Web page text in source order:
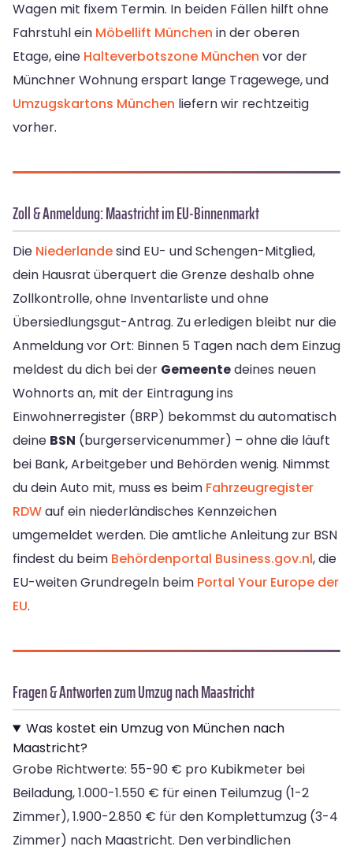
Wagen mit fixem Termin. In beiden Fällen hilft ohne
Fahrstuhl ein Möbellift München in der oberen
Etage, eine Halteverbotszone München vor der
Münchner Wohnung erspart lange Tragewege, und
Umzugskartons München liefern wir rechtzeitig
vorher.
Zoll & Anmeldung: Maastricht im EU-Binnenmarkt
Die Niederlandesind EU- und Schengen-Mitglied,
dein Hausrat überquert die Grenze deshalb ohne
Zollkontrolle, ohne Inventarliste und ohne
Übersiedlungsgut-Antrag. Zu erledigen bleibt nur die
Anmeldung vor Ort: Binnen 5 Tagen nach dem Einzug
meldest du dich bei der Gemeentedeines neuen
Wohnorts an, mit der Eintragung ins
Einwohnerregister (BRP) bekommst du automatisch
deine BSN (burgerservicenummer) – ohne die läuft
bei Bank, Arbeitgeber und Behörden wenig. Nimmst
du dein Auto mit, muss es beim Fahrzeugregister
RDWauf ein niederländisches Kennzeichen
umgemeldet werden. Die amtliche Anleitung zur BSN
findest du beim Behördenportal Business.gov.nl, die
EU-weiten Grundregeln beim Portal Your Europe der
EU.
Fragen & Antworten zum Umzug nach Maastricht
Was kostet ein Umzug von München nach
Maastricht?
Grobe Richtwerte: 55-90 € pro Kubikmeter bei
Beiladung, 1.000-1.550 € für einen Teilumzug (1-2
Zimmer), 1.900-2.850 € für den Komplettumzug (3-4
Zimmer) nach Maastricht. Den verbindlichen